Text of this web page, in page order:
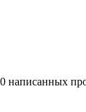
написанных